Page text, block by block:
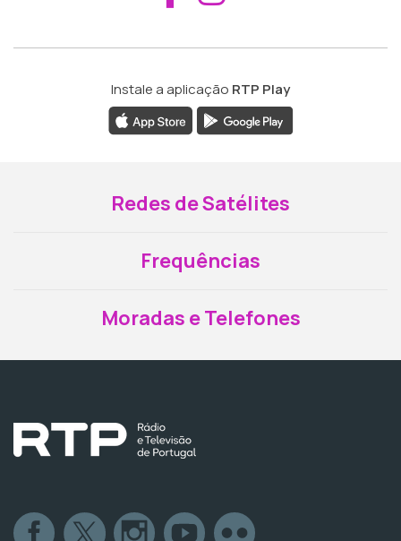
Instale a aplicação RTP Play
Redes de Satélites
Frequências
Moradas e Telefones